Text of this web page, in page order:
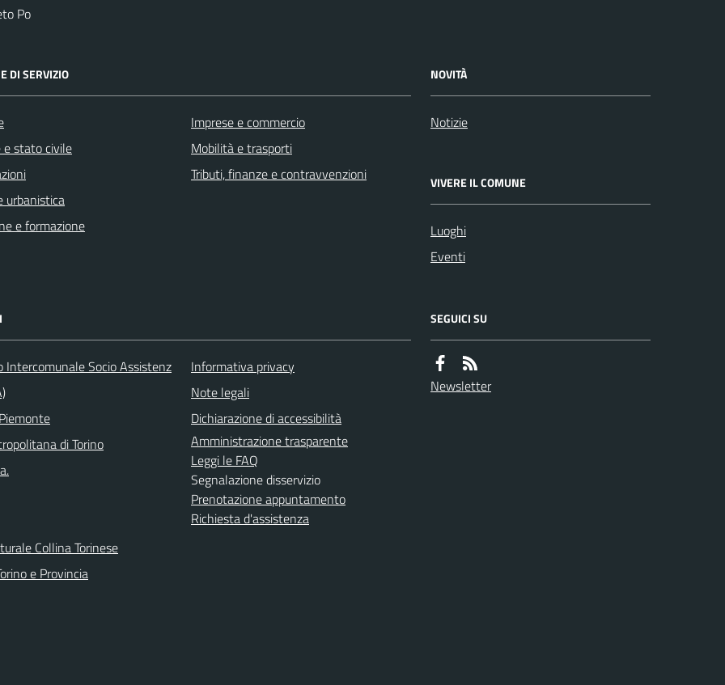
Po
DI SERVIZIO
e stato civile
urbanistica
e formazione
Imprese e commercio
Mobilità e trasporti
Tributi, finanze e contravvenzioni
NOVITÀ
Notizie
VIVERE IL COMUNE
Luoghi
Eventi
Intercomunale Socio Assistenz
di Torino
Collina Torinese
e Provincia
Informativa privacy
Note legali
Dichiarazione di accessibilità
Amministrazione trasparente
Leggi le FAQ
Segnalazione disservizio
Prenotazione appuntamento
Richiesta d'assistenza
SEGUICI SU
Newsletter